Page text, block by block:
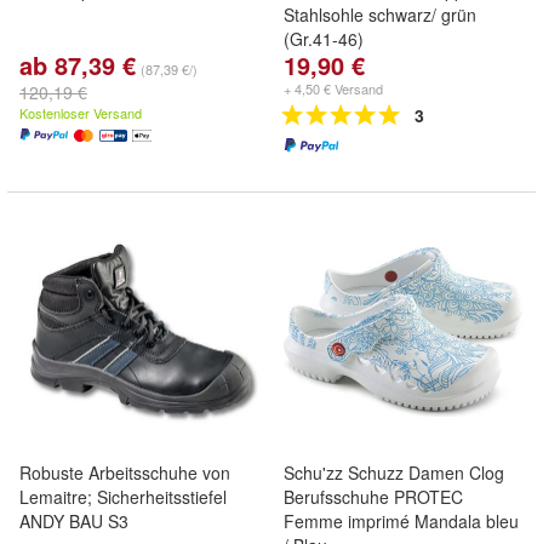
ab 87,39 € (87,39 €/)
120,19 €
Kostenloser Versand
Stahlsohle schwarz/ grün
(Gr.41-46)
19,90 €
+ 4,50 € Versand
3
Robuste Arbeitsschuhe von
Lemaitre; Sicherheitsstiefel
ANDY BAU S3
Schu'zz Schuzz Damen Clog
Berufsschuhe PROTEC
Femme imprimé Mandala bleu